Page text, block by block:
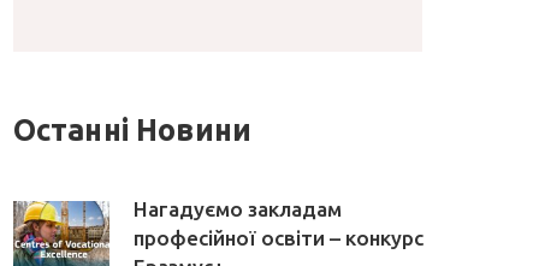
Останні Новини
Нагадуємо закладам
професійної освіти – конкурс